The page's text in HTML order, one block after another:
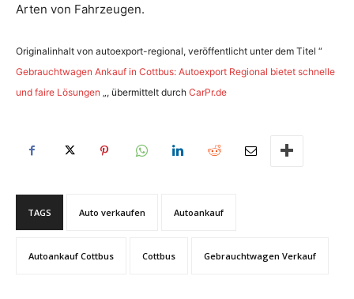
Arten von Fahrzeugen.
Originalinhalt von autoexport-regional, veröffentlicht unter dem Titel “
Gebrauchtwagen Ankauf in Cottbus: Autoexport Regional bietet schnelle
und faire Lösungen „, übermittelt durch CarPr.de
TAGS Auto verkaufen Autoankauf
Autoankauf Cottbus Cottbus Gebrauchtwagen Verkauf